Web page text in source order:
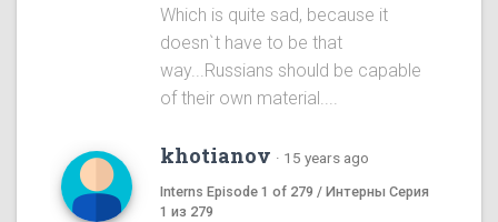
Which is quite sad, because it
doesn`t have to be that
way...Russians should be capable
of their own material....
khotianov · 15 years ago
Interns Episode 1 of 279 / Интерны Серия
1 из 279